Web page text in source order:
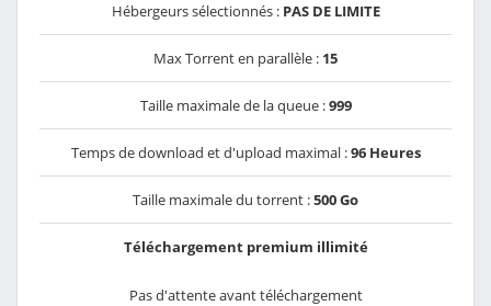
Hébergeurs sélectionnés : PAS DE LIMITE
Max Torrent en parallèle : 15
Taille maximale de la queue :999
Temps de download et d'upload maximal :96 Heures
Taille maximale du torrent :500 Go
Téléchargement premium illimité
Pas d'attente avant téléchargement